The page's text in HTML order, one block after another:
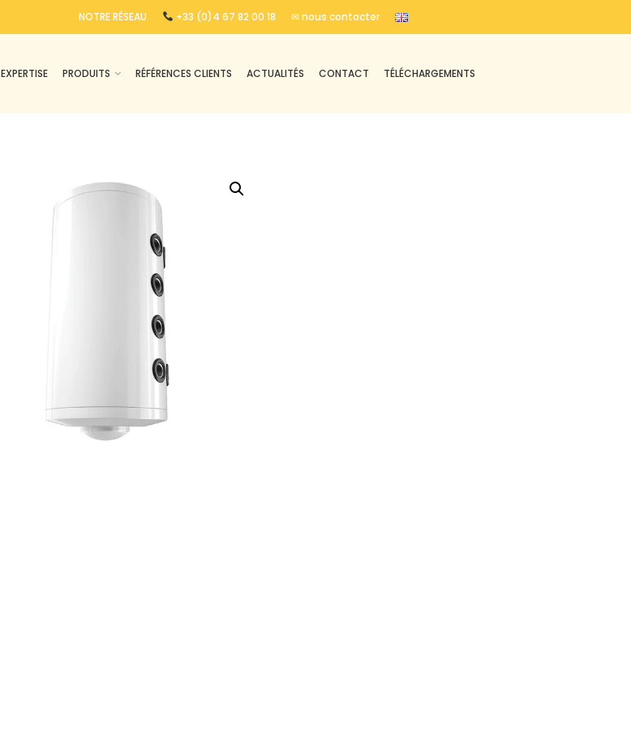
NOTRE RÉSEAU +33 (0)4 67 82 00 18 ✉ nous contacter
EXPERTISE PRODUITS RÉFÉRENCES CLIENTS ACTUALITÉS CONTACT TÉLÉCHARGEMENTS